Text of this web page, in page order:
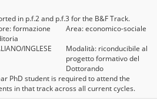
in p.f.2 and p.f.3 for the B&F Track.
formazione
Area: economico-sociale
INGLESE
Modalità: riconducibile al
progetto formativo del
Dottorando
PhD student is required to attend the
in that track across all current cycles.